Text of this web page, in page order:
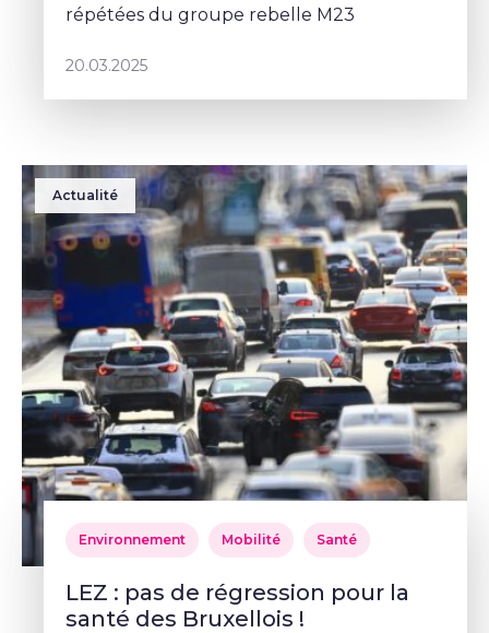
répétées du groupe rebelle M23
20.03.2025
Actualité
Environnement Mobilité Santé
LEZ : pas de régression pour la
santé des Bruxellois !